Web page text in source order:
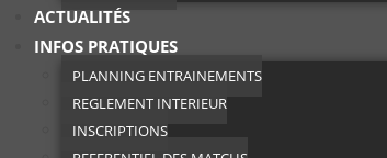
ACTUALITÉS
INFOS PRATIQUES
PLANNING ENTRAINEMENTS
REGLEMENT INTERIEUR
INSCRIPTIONS